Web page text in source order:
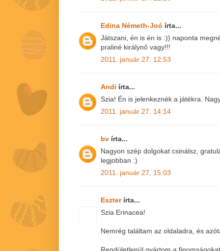
Edina Németh-Joó írta...
Játszani, én is én is :)) naponta
praliné királynő vagy!!!
2011. január 27. 12:53
Andi írta...
Szia! Én is jelenkeznék a játékra.
2011. január 27. 14:14
bv írta...
Nagyon szép dolgokat csinálsz,
legjobban :)
2011. január 27. 15:03
Eszter írta...
Szia Erinacea!
Nemrég találtam az oldaladra, és